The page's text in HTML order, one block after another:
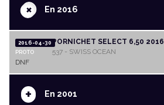
+En 2016
2016-04-30
PROTO
PORNICHET SELECT 6,50 2016
537 - SWISS OCEAN
DNF
+ En 2001